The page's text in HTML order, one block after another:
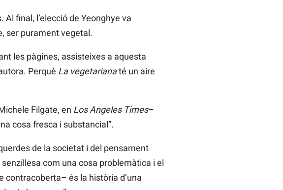
final, l’elecció de Yeonghye va
ser purament vegetal.
les pàgines, assisteixes a aquesta
Perquè La vegetarianaté un aire
Filgate, en Los Angeles Times–
cosa fresca i substancial”.
de la societat i del pensament
com una cosa problemàtica i el
contracoberta– és la història d’una